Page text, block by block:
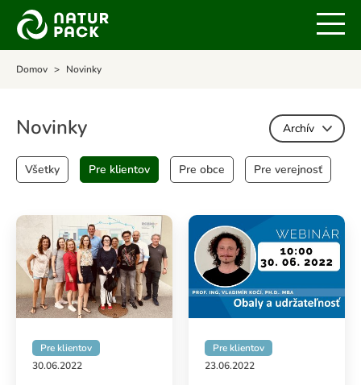
Domov Novinky
Novinky
Všetky Pre klientov Pre obce Pre verejnosť
Archív
Pre klientov
30.06.2022
Pre klientov
23.06.2022